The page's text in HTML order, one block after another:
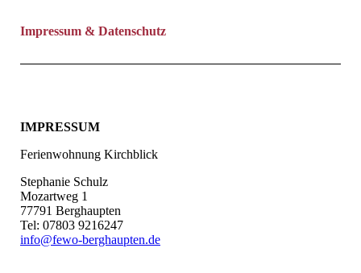
Impressum & Datenschutz
IMPRESSUM
Ferienwohnung Kirchblick
Stephanie Schulz
Mozartweg 1
77791 Berghaupten
Tel: 07803 9216247
info@fewo-berghaupten.de